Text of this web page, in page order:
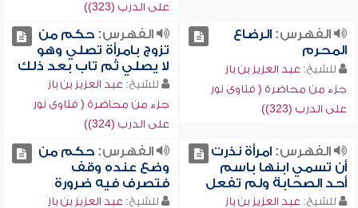
على الدرب (323))
الفهرس:الرضاع
المحرم
للشيخ: عبد العزيز بن باز
جزء من محاضرة ( فتاوى نور
على الدرب (323))
الفهرس:حكم من
تزوج بامرأة تصلي وهو
لا يصلي ثم تاب بعد ذلك
للشيخ: عبد العزيز بن باز
جزء من محاضرة ( فتاوى نور
على الدرب (324))
الفهرس:امرأة نذرت
أن تسمي ابنها باسم
أحد الصحابة ولم تفعل
للشيخ: عبد العزيز بن باز
الفهرس:حكم من
وضع عنده وقف
فتصرف فيه ضرورة
للشيخ: عبد العزيز بن باز